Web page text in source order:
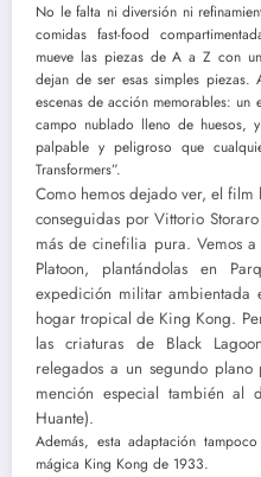
No le falta ni diversión ni
comidas fast-food
mueve las piezas de A a Z con
dejan de ser esas simples piezas.
escenas de acción memorables: un
campo nublado lleno de huesos,
palpable y peligroso que
Transformers”.
Como hemos dejado ver, el film
conseguidas por Vittorio
más de cinefilia pura. Vemos
Platoon, plantándolas en
expedición militar ambientada
hogar tropical de King Kong.
las criaturas de Black
relegados a un segundo plano
mención especial también al
Huante).
Además, esta adaptación
mágica King Kong de 1933.